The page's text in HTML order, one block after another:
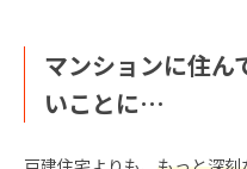
マンションに住ん
いことに…